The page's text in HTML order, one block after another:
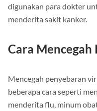
digunakan para dokter
menderita sakit kanker.
Cara
Mencegah penyebaran
beberapa cara seperti
menderita flu, minum